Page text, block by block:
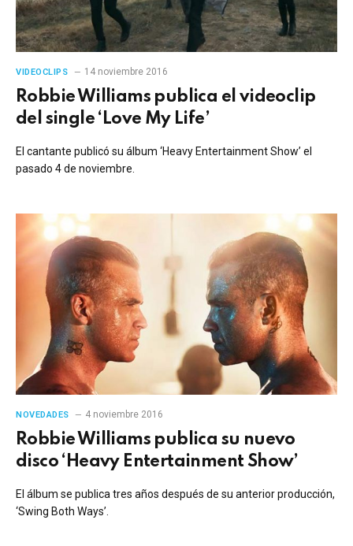
VIDEOCLIPS 14 noviembre 2016
Robbie Williams publica el videoclip
del single ‘Love My Life’
El cantante publicó su álbum ‘Heavy Entertainment Show’ el
pasado 4 de noviembre.
NOVEDADES 4 noviembre 2016
Robbie Williams publica su nuevo
disco ‘Heavy Entertainment Show’
El álbum se publica tres años después de su anterior producción,
‘Swing Both Ways’.